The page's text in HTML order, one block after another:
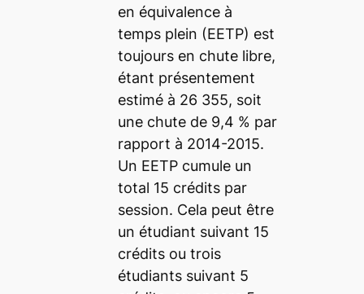
en équivalence à
temps plein (EETP) est
toujours en chute libre,
étant présentement
estimé à 26 355, soit
une chute de 9,4 % par
rapport à 2014-2015.
Un EETP cumule un
total 15 crédits par
session. Cela peut être
un étudiant suivant 15
crédits ou trois
étudiants suivant 5